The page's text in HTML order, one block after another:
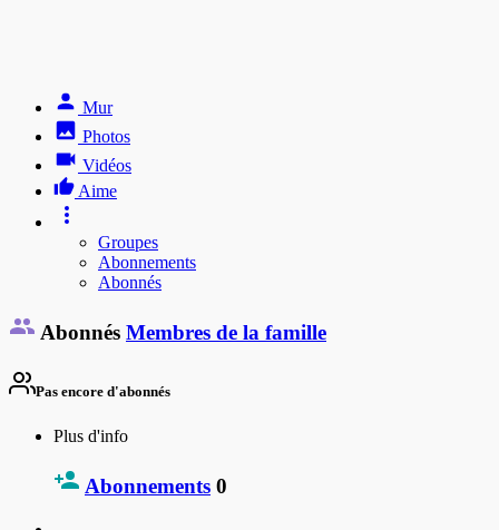
Mur
Photos
Vidéos
Aime
Groupes
Abonnements
Abonnés
Abonnés Membres de la famille
Pas encore d'abonnés
Plus d'info
Abonnements 0